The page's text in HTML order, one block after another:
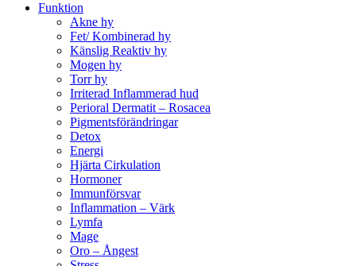
Funktion
Akne hy
Fet/ Kombinerad hy
Känslig Reaktiv hy
Mogen hy
Torr hy
Irriterad Inflammerad hud
Perioral Dermatit – Rosacea
Pigmentsförändringar
Detox
Energi
Hjärta Cirkulation
Hormoner
Immunförsvar
Inflammation – Värk
Lymfa
Mage
Oro – Ångest